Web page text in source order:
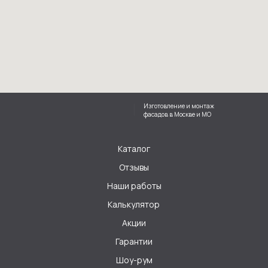
Наши работы
Отзывы
Калькулятор
Акции
Гарантии
Шоу-рум
Каталог
Изготовление и монтаж
фасадов в Москве и МО